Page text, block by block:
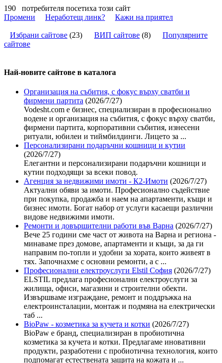
190 потребителя посетиха този сайт
Промени
Неработещ линк? Кажи на приятел
Избрани сайтове (23) ВИП сайтове (8) Популярните
сайтове
Най-новите сайтoве в каталога
Организация на събития, с фокус върху сватби и
фирмени партита (2026/7/27)
Vodesht.com е бизнес, специализиран в професионално
водене и организация на събития, с фокус върху сватби,
фирмени партита, корпоративни събития, изнесени
ритуали, юбилеи и тиймбилдинги. Лицето за ...
Персонализирани подаръчни кошници и кутии
(2026/7/27)
Елегантни и персонализирани подаръчни кошници и
кутии подходящи за всеки повод.
Агенция за недвижими имоти - К2-Имоти (2026/7/27)
Актуални обяви за имоти. Професионално съдействие
при покупка, продажба и наем на апартаменти, къщи и
бизнес имоти. Богат набор от услуги касаещи различни
видове недвижими имоти.
Ремонти и довършителни работи във Варна (2026/7/27)
Вече 25 години сме част от живота на Варна и региона -
минаваме през домове, апартаменти и къщи, за да ги
направим по-топли и удобни за хората, които живеят в
тях. Започнахме с основни ремонти, а с ...
Професионални електроуслуги Elstil София (2026/7/27)
ELSTIL предлага професионални електроуслуги за
жилища, офиси, магазини и строителни обекти.
Извършваме изграждане, ремонт и поддръжка на
електроинсталации, монтаж и подмяна на електрически
таб ...
BioPaw - козметика за кучета и котки (2026/7/27)
BioPaw е бранд, специализиран в пробиотична
козметика за кучета и котки. Предлагаме иновативни
продукти, разработени с пробиотична технология, които
подпомагат естествената защита на кожата и ...